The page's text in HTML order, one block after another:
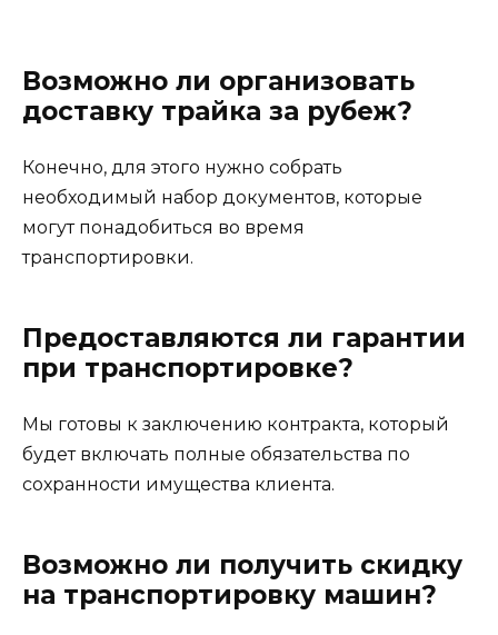
Возможно ли организовать
доставку трайка за рубеж?
Конечно, для этого нужно собрать
необходимый набор документов, которые
могут понадобиться во время
транспортировки.
Предоставляются ли гарантии
при транспортировке?
Мы готовы к заключению контракта, который
будет включать полные обязательства по
сохранности имущества клиента.
Возможно ли получить скидку
на транспортировку машин?